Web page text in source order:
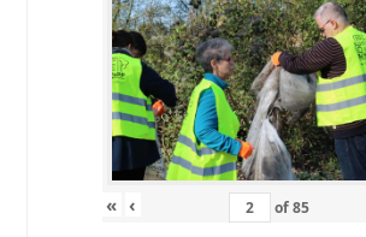
« ‹ of85